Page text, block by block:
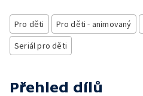
Pro děti Pro děti - animovaný
Seriál pro děti
Přehled dílů